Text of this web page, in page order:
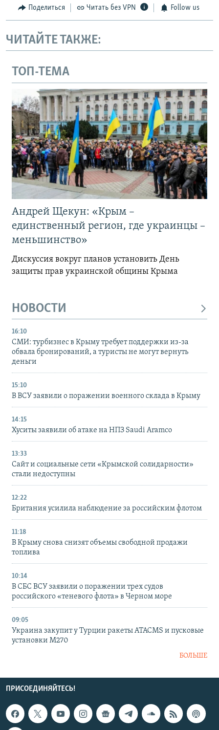
Поделиться Читать без VPN Follow us
ЧИТАЙТЕ ТАКЖЕ:
ТОП-ТЕМА
Андрей Щекун: «Крым –
единственный регион, где украинцы –
меньшинство»
Дискуссия вокруг планов установить День
защиты прав украинской общины Крыма
НОВОСТИ
16:10
СМИ: турбизнес в Крыму требует поддержки из-за
обвала бронирований, а туристы не могут вернуть
деньги
15:10
В ВСУ заявили о поражении военного склада в Крыму
14:15
Хуситы заявили об атаке на НПЗ Saudi Aramco
13:33
Сайт и социальные сети «Крымской солидарности»
стали недоступны
12:22
Британия усилила наблюдение за российским флотом
11:18
В Крыму снова снизят объемы свободной продажи
топлива
10:14
В СБС ВСУ заявили о поражении трех судов
российского «теневого флота» в Черном море
09:05
Украина закупит у Турции ракеты ATACMS и пусковые
установки M270
БОЛЬШЕ
ПРИСОЕДИНЯЙТЕСЬ!